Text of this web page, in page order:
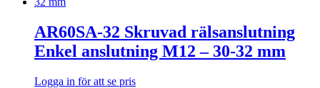
AR60SA-32 Skruvad rälsanslutning
Enkel anslutning M12 – 30-32 mm
Logga in för att se pris